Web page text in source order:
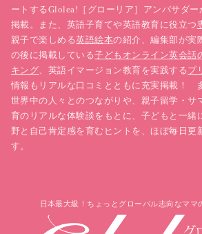
北欧の子育て事情
海外子連れ移住
スウェーデン子育て事情
海外移住
この記事を執筆したGlolea!アンバサダー
長谷川佑子（
Yuko Elg）
Glolea! スウェーデン子育
2008年からスウェーデン王国、ウプサラで
ェーデン人の夫、3歳の娘の3人家族。森で
ートするGlolea!［グローリア］アンバサダ
掲載。また、英語子育てや英語教育に役立つ
親子で楽しめる英語絵本の紹介、編集部が実
の後に掲載している子どもオンライン英会話
キング、英語イマージョン教育を実践するプ
情報もリアルな口コミとともに充実掲載！
世界中の人々とのつながりや、親子留学・サ
育のリアルな体験談をもとに、子どもと一緒
野と自己肯定感を育むヒントを、ほぼ毎日更
す。
日本最大級！ちょっとグローバル志向なママ